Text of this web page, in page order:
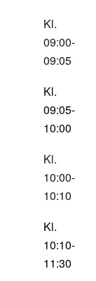
Kl.
09:00-
09:05
Kl.
09:05-
10:00
Kl.
10:00-
10:10
Kl.
10:10-
11:30